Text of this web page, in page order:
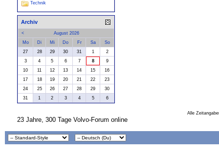
Technik
Archiv
<
August 2026
Mo
Di Mi Do Fr Sa
So
27
28 29 30 31 1
2
3
4 5 6 7 8
9
10
11 12 13 14 15
16
17
18 19 20 21 22
23
24
25 26 27 28 29
30
31
1 2 3 4 5 6
Alle
23 Jahre, 300 Tage Volvo-Forum online